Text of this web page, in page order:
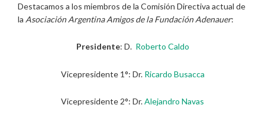
Destacamos a los miembros de la Comisión Directiva actual de
la Asociación Argentina Amigos de la Fundación Adenauer:
Presidente: D. Roberto Caldo
Vicepresidente 1°: Dr. Ricardo Busacca
Vicepresidente 2°: Dr.Alejandro Navas